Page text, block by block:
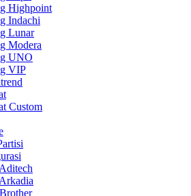
Highpoint
Indachi
Lunar
Modera
UNO
VIP
Custom